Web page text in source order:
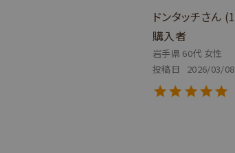
ドンタッチ
1
購入者
岩手県 60代 女性
投稿日
2026/03/08